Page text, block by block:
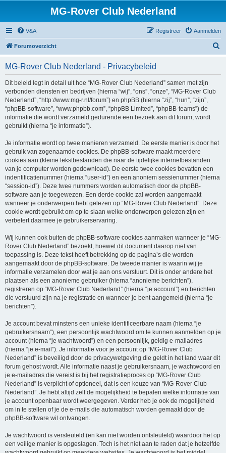
MG-Rover Club Nederland
V&A Aanmelden
Registreer
Forumoverzicht
MG-Rover Club Nederland - Privacybeleid
Dit beleid legt in detail uit hoe “MG-Rover Club Nederland” samen met zijn
verbonden diensten en bedrijven (hierna “wij”, “ons”, “onze”, “MG-Rover Club
Nederland”, “http://www.mg-r.nl/forum”) en phpBB (hierna “zij”, “hun”, “zijn”,
“phpBB-software”, “www.phpbb.com”, “phpBB Limited”, “phpBB-teams”) de
informatie die wordt verzameld gedurende een bezoek aan dit forum, wordt
gebruikt (hierna “je informatie”).
Je informatie wordt op twee manieren verzameld. De eerste manier is door het
gebruik van zogenaamde cookies. De phpBB-software maakt meerdere
cookies aan (kleine tekstbestanden die naar de tijdelijke internetbestanden
van je computer worden gedownload). De eerste twee cookies bevatten een
indentificatienummer (hierna “user-id”) en een anoniem sessienummer (hierna
“session-id”). Deze twee nummers worden automatisch door de phpBB-
software aan je toegewezen. Een derde cookie zal worden aangemaakt
wanneer je onderwerpen hebt gelezen op “MG-Rover Club Nederland”. Deze
cookie wordt gebruikt om op te slaan welke onderwerpen gelezen zijn en
verbetert daarmee je gebruikerservaring.
Wij kunnen ook buiten de phpBB-software cookies aanmaken wanneer je “MG-
Rover Club Nederland” bezoekt, hoewel dit document daarop niet van
toepassing is. Deze tekst heeft betrekking op de pagina’s die worden
aangemaakt door de phpBB-software. De tweede manier is waarin wij je
informatie verzamelen door wat je aan ons verstuurt. Dit is onder andere het
plaatsen als een anonieme gebruiker (hierna “anonieme berichten”),
registreren op “MG-Rover Club Nederland” (hierna “je account”) en berichten
die verstuurd zijn na je registratie en wanneer je bent aangemeld (hierna “je
berichten”).
Je account bevat minstens een unieke identificeerbare naam (hierna “je
gebruikersnaam”), een persoonlijk wachtwoord om te kunnen aanmelden op je
account (hierna “je wachtwoord”) en een persoonlijk, geldig e-mailadres
(hierna “je e-mail”). Je informatie voor je account op “MG-Rover Club
Nederland” is beveiligd door de privacywetgeving die geldt in het land waar dit
forum gehost wordt. Alle informatie naast je gebruikersnaam, je wachtwoord en
je e-mailadres die vereist is bij het registratieproces op “MG-Rover Club
Nederland” is verplicht of optioneel, dat is een keuze van “MG-Rover Club
Nederland”. Je hebt altijd zelf de mogelijkheid te bepalen welke informatie van
je account openbaar wordt weergegeven. Verder heb je ook de mogelijkheid
om in te stellen of je de e-mails die automatisch worden gemaakt door de
phpBB-software wil ontvangen.
Je wachtwoord is versleuteld (en kan niet worden ontsleuteld) waardoor het op
een veilige manier is opgeslagen. Toch is het niet aan te raden dat je hetzelfde